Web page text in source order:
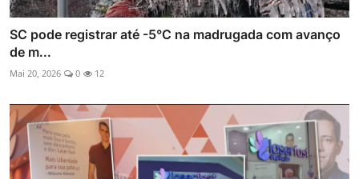
SC pode registrar até -5°C na madrugada com avanço
de m...
Mai 20, 2026 0 12